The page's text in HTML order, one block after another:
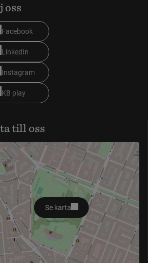
oss
Facebook
LinkedIn
Instagram
KB play
till oss
Se karta
öppnas i nytt fönster